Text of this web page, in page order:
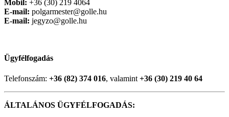
Mobil: +36 (30) 219 4064
E-mail: polgarmester@golle.hu
E-mail: jegyzo@golle.hu
Ügyfélfogadás
Telefonszám: +36 (82) 374 016, valamint +36 (30) 219 40 64
ÁLTALÁNOS ÜGYFÉLFOGADÁS: